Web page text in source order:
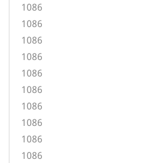
1086
1086
1086
1086
1086
1086
1086
1086
1086
1086